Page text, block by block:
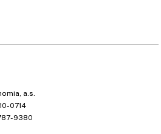
a.s.
0714
9380